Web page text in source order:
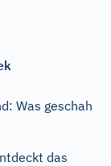
Was geschah
das